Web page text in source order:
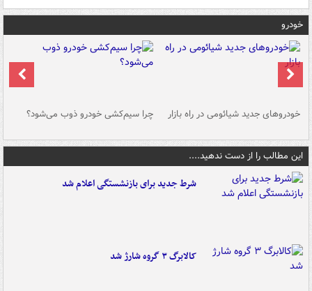
خودرو
خودروهای جدید شیائومی در راه بازار چرا سیم‌کشی خودرو ذوب می‌شود؟
این مطالب را از دست ندهید....
شرط جدید برای بازنشستگی اعلام شد
کالابرگ ۳ گروه شارژ شد